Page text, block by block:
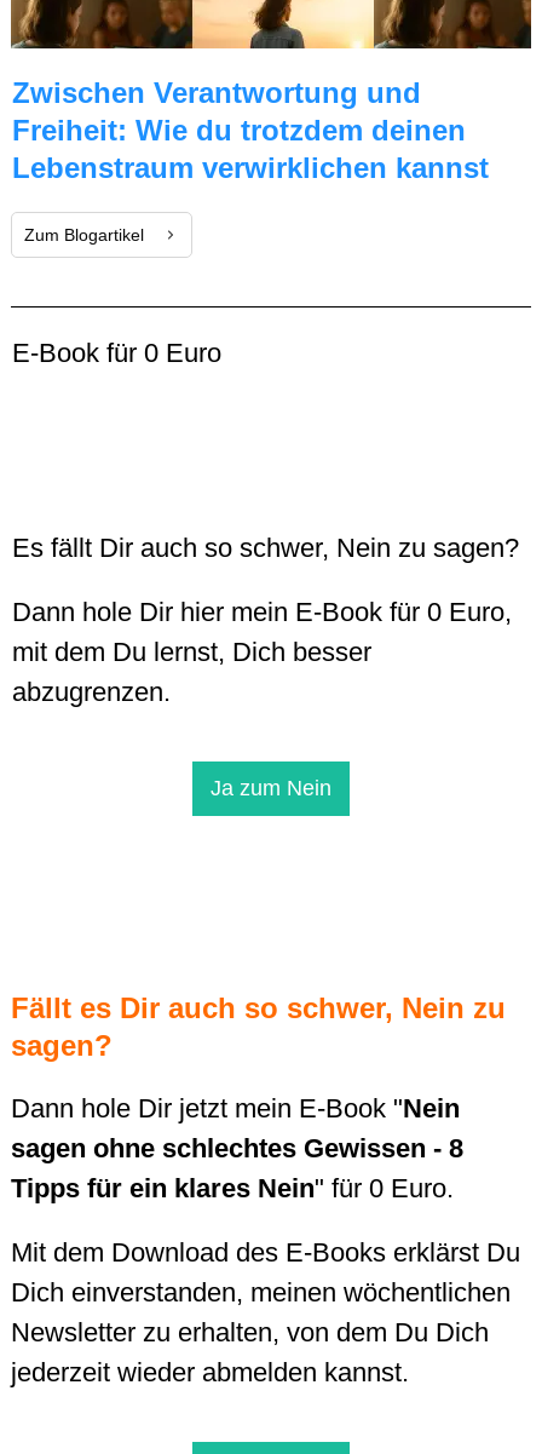
Zwischen Verantwortung und
Freiheit: Wie du trotzdem deinen
Lebenstraum verwirklichen kannst
Zum Blogartikel
E-Book für 0 Euro
Es fällt Dir auch so schwer, Nein zu sagen?
Dann hole Dir hier mein E-Book für 0 Euro,
mit dem Du lernst, Dich besser
abzugrenzen.
Ja zum Nein
Fällt es Dir auch so schwer, Nein zu
sagen?
Dann hole Dir jetzt mein E-Book "Nein
sagen ohne schlechtes Gewissen - 8
Tipps für ein klares Nein" für 0 Euro.
Mit dem Download des E-Books erklärst Du
Dich einverstanden, meinen wöchentlichen
Newsletter zu erhalten, von dem Du Dich
jederzeit wieder abmelden kannst.